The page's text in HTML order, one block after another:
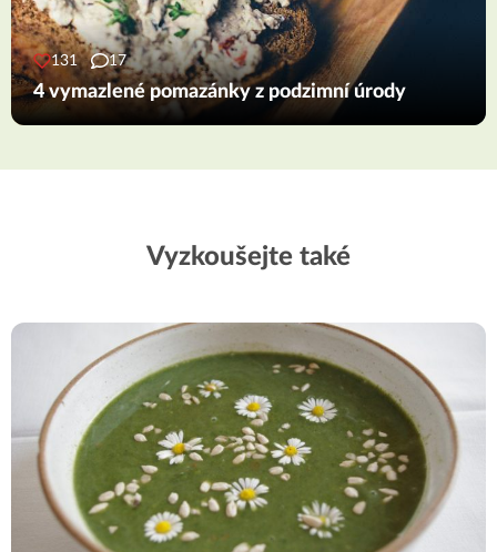
131 17
4 vymazlené pomazánky z podzimní úrody
Vyzkoušejte také